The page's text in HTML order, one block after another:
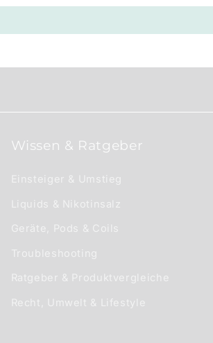
Wissen & Ratgeber
Einsteiger & Umstieg
Liquids & Nikotinsalz
Geräte, Pods & Coils
Troubleshooting
Ratgeber & Produktvergleiche
Recht, Umwelt & Lifestyle